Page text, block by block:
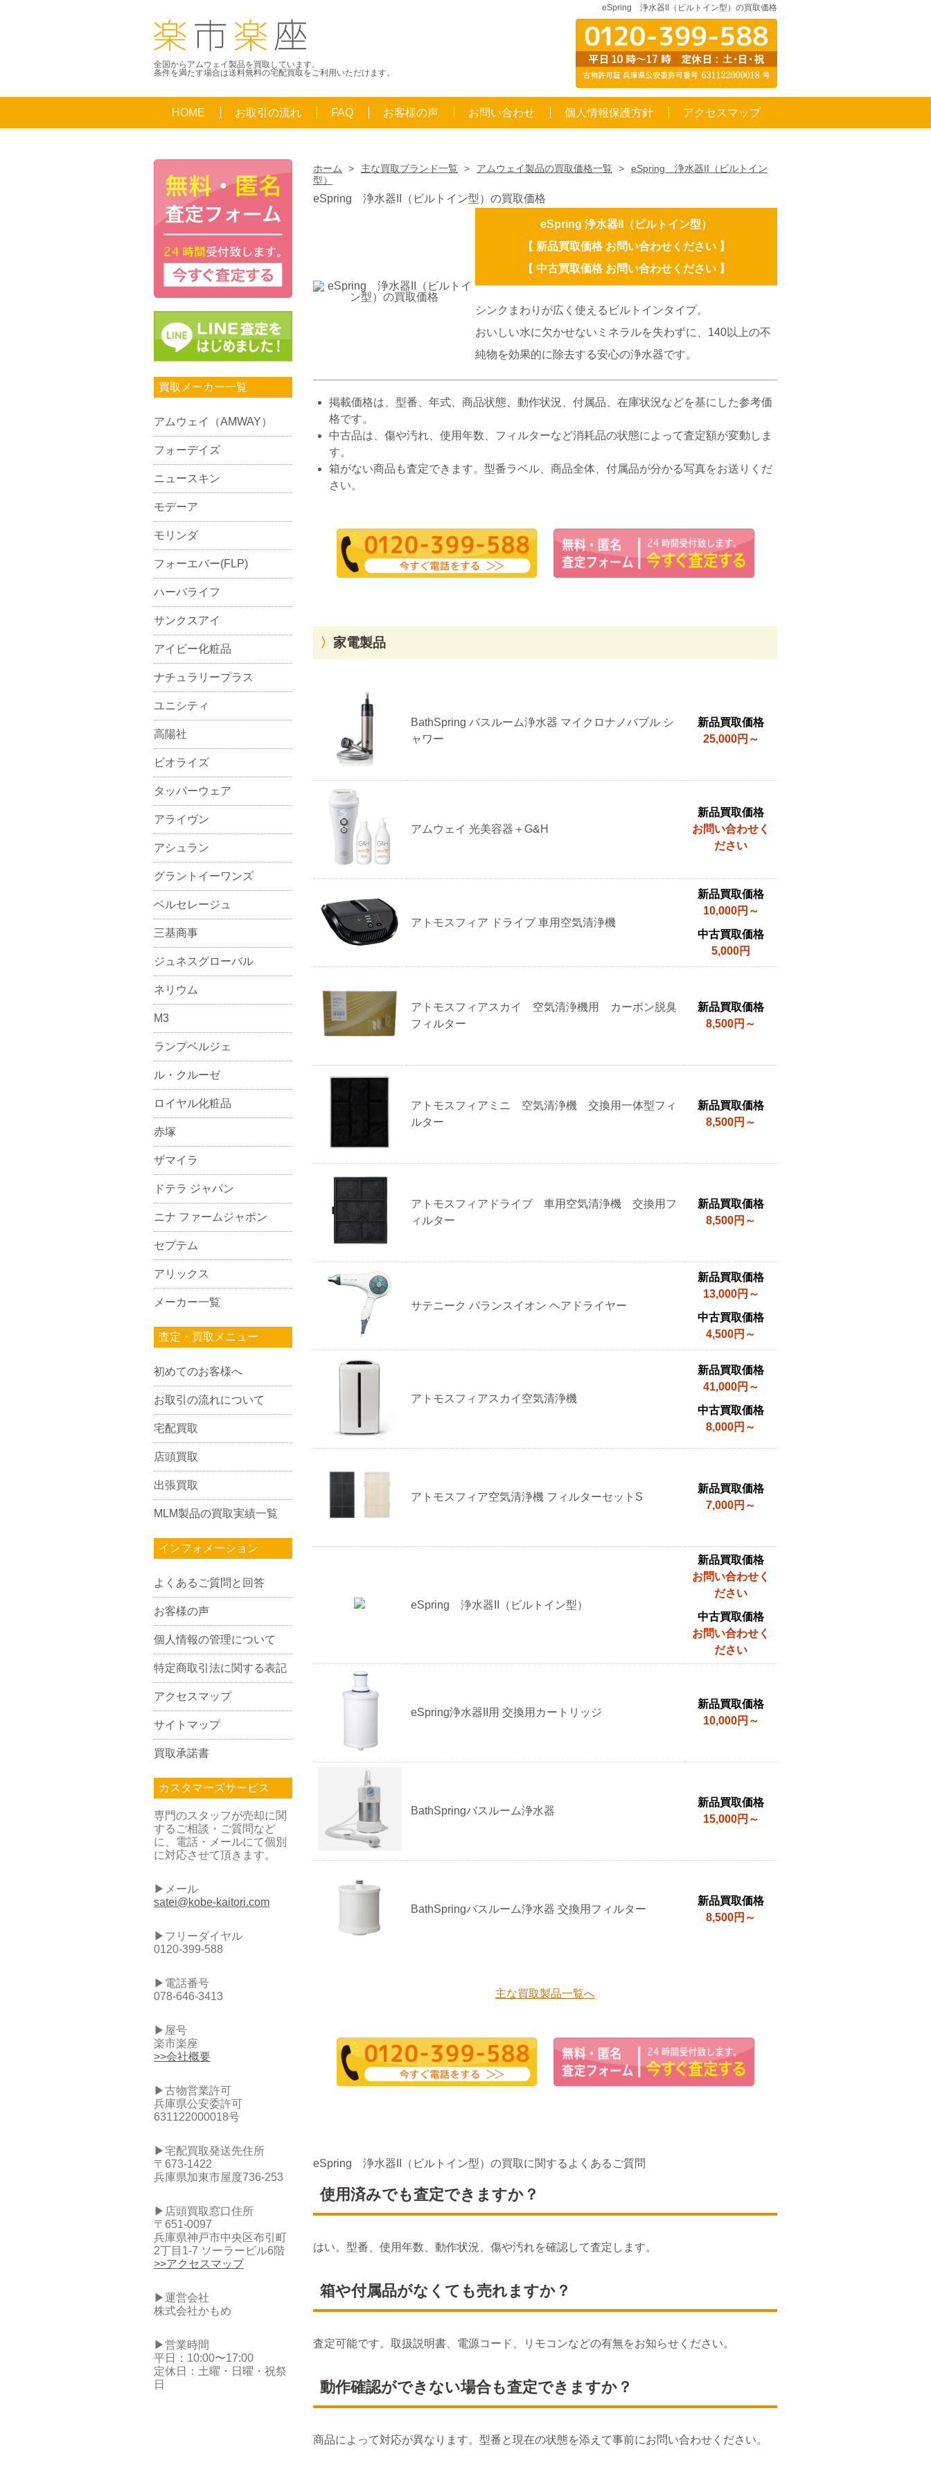
eSpring 浄水器II（ビルトイン型）の買取価格
全国からアムウェイ製品を買取しています。
条件を満たす場合は送料無料の宅配買取をご利用いただけます。
HOME お取引の流れ FAQ お客様の声 お問い合わせ 個人情報保護方針 アクセスマップ
ホーム > 主な買取ブランド一覧 > アムウェイ製品の買取価格一覧 >
eSpring 浄水器II（ビルトイン
型）
eSpring 浄水器II（ビルトイン型）の買取価格
eSpring 浄水器II（ビルトイン型）
【 新品買取価格 お問い合わせください 】
【 中古買取価格 お問い合わせください 】
シンクまわりが広く使えるビルトインタイプ。
おいしい水に欠かせないミネラルを失わずに、140以上の不
純物を効果的に除去する安心の浄水器です。
掲載価格は、型番、年式、商品状態、動作状況、付属品、在庫状況などを基にした参考価
格です。
中古品は、傷や汚れ、使用年数、フィルターなど消耗品の状態によって査定額が変動しま
す。
箱がない商品も査定できます。型番ラベル、商品全体、付属品が分かる写真をお送りくだ
さい。
家電製品
BathSpring バスルーム浄水器 マイクロナノバブル シ
ャワー
新品買取価格
25,000円～
アムウェイ 光美容器＋G&H
新品買取価格
お問い合わせく
ださい
アトモスフィア ドライブ 車用空気清浄機
新品買取価格
10,000円～
中古買取価格
5,000円
アトモスフィアスカイ 空気清浄機用 カーボン脱臭
フィルター
新品買取価格
8,500円～
アトモスフィアミニ 空気清浄機 交換用一体型フィ
ルター
新品買取価格
8,500円～
アトモスフィアドライブ 車用空気清浄機 交換用フ
ィルター
新品買取価格
8,500円～
サテニーク バランスイオン ヘアドライヤー
新品買取価格
13,000円～
中古買取価格
4,500円～
アトモスフィアスカイ空気清浄機
新品買取価格
41,000円～
中古買取価格
8,000円～
アトモスフィア空気清浄機 フィルターセットS
新品買取価格
7,000円～
eSpring 浄水器II（ビルトイン型）
新品買取価格
お問い合わせく
ださい
中古買取価格
お問い合わせく
ださい
eSpring浄水器II用 交換用カートリッジ
新品買取価格
10,000円～
BathSpringバスルーム浄水器
新品買取価格
15,000円～
BathSpringバスルーム浄水器 交換用フィルター
新品買取価格
8,500円～
主な買取製品一覧へ
eSpring 浄水器II（ビルトイン型）の買取に関するよくあるご質問
使用済みでも査定できますか？
はい。型番、使用年数、動作状況、傷や汚れを確認して査定します。
箱や付属品がなくても売れますか？
査定可能です。取扱説明書、電源コード、リモコンなどの有無をお知らせください。
動作確認ができない場合も査定できますか？
商品によって対応が異なります。型番と現在の状態を添えて事前にお問い合わせください。
買取メーカー一覧
アムウェイ（AMWAY）
フォーデイズ
ニュースキン
モデーア
モリンダ
フォーエバー(FLP)
ハーバライフ
サンクスアイ
アイビー化粧品
ナチュラリープラス
ユニシティ
高陽社
ビオライズ
タッパーウェア
アライヴン
アシュラン
グラントイーワンズ
ベルセレージュ
三基商事
ジュネスグローバル
ネリウム
M3
ランプベルジェ
ル・クルーゼ
ロイヤル化粧品
赤塚
ザマイラ
ドテラ ジャパン
ニナ ファームジャポン
セプテム
アリックス
メーカー一覧
査定・買取メニュー
初めてのお客様へ
お取引の流れについて
宅配買取
店頭買取
出張買取
MLM製品の買取実績一覧
インフォメーション
よくあるご質問と回答
お客様の声
個人情報の管理について
特定商取引法に関する表記
アクセスマップ
サイトマップ
買取承諾書
カスタマーズサービス
専門のスタッフが売却に関
するご相談・ご質問など
に、電話・メールにて個別
に対応させて頂きます。
▶メール
satei@kobe-kaitori.com
▶フリーダイヤル
0120-399-588
▶電話番号
078-646-3413
▶屋号
楽市楽座
>>会社概要
▶古物営業許可
兵庫県公安委許可
631122000018号
▶宅配買取発送先住所
〒673-1422
兵庫県加東市屋度736-253
▶店頭買取窓口住所
〒651-0097
兵庫県神戸市中央区布引町
2丁目1-7 ソーラービル6階
>>アクセスマップ
▶運営会社
株式会社かもめ
▶営業時間
平日：10:00〜17:00
定休日：土曜・日曜・祝祭
日